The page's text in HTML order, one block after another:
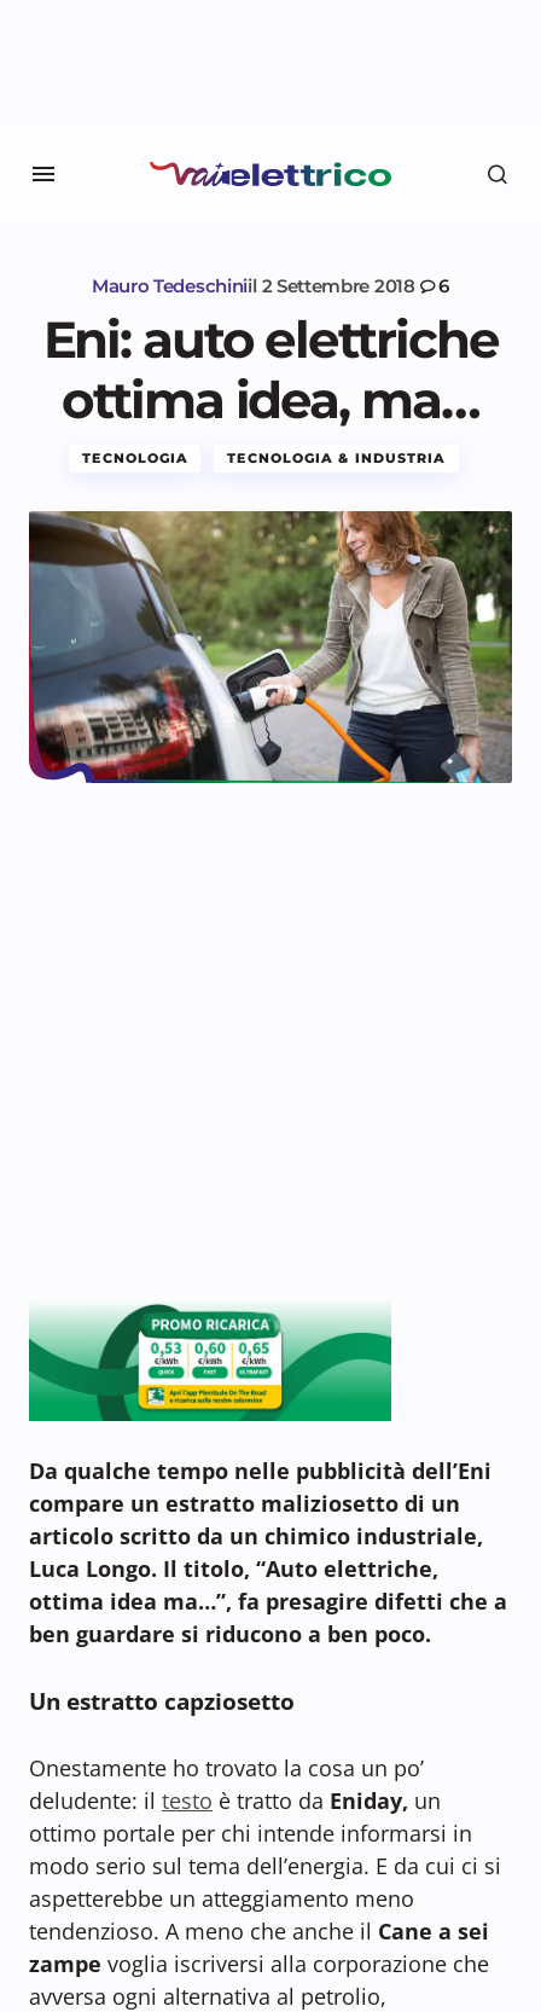
Mauro Tedeschiniil 2 Settembre 2018 6
Eni: auto elettriche
ottima idea, ma…
TECNOLOGIA TECNOLOGIA & INDUSTRIA
Da qualche tempo nelle pubblicità dell’Eni
compare un estratto maliziosetto di un
articolo scritto da un chimico industriale,
Luca Longo. Il titolo, “Auto elettriche,
ottima idea ma…”, fa presagire difetti che a
ben guardare si riducono a ben poco.
Un estratto capziosetto
Onestamente ho trovato la cosa un po’
deludente: il testo è tratto da Eniday, un
ottimo portale per chi intende informarsi in
modo serio sul tema dell’energia. E da cui ci si
aspetterebbe un atteggiamento meno
tendenzioso. A meno che anche il Cane a sei
zampe voglia iscriversi alla corporazione che
avversa ogni alternativa al petrolio,